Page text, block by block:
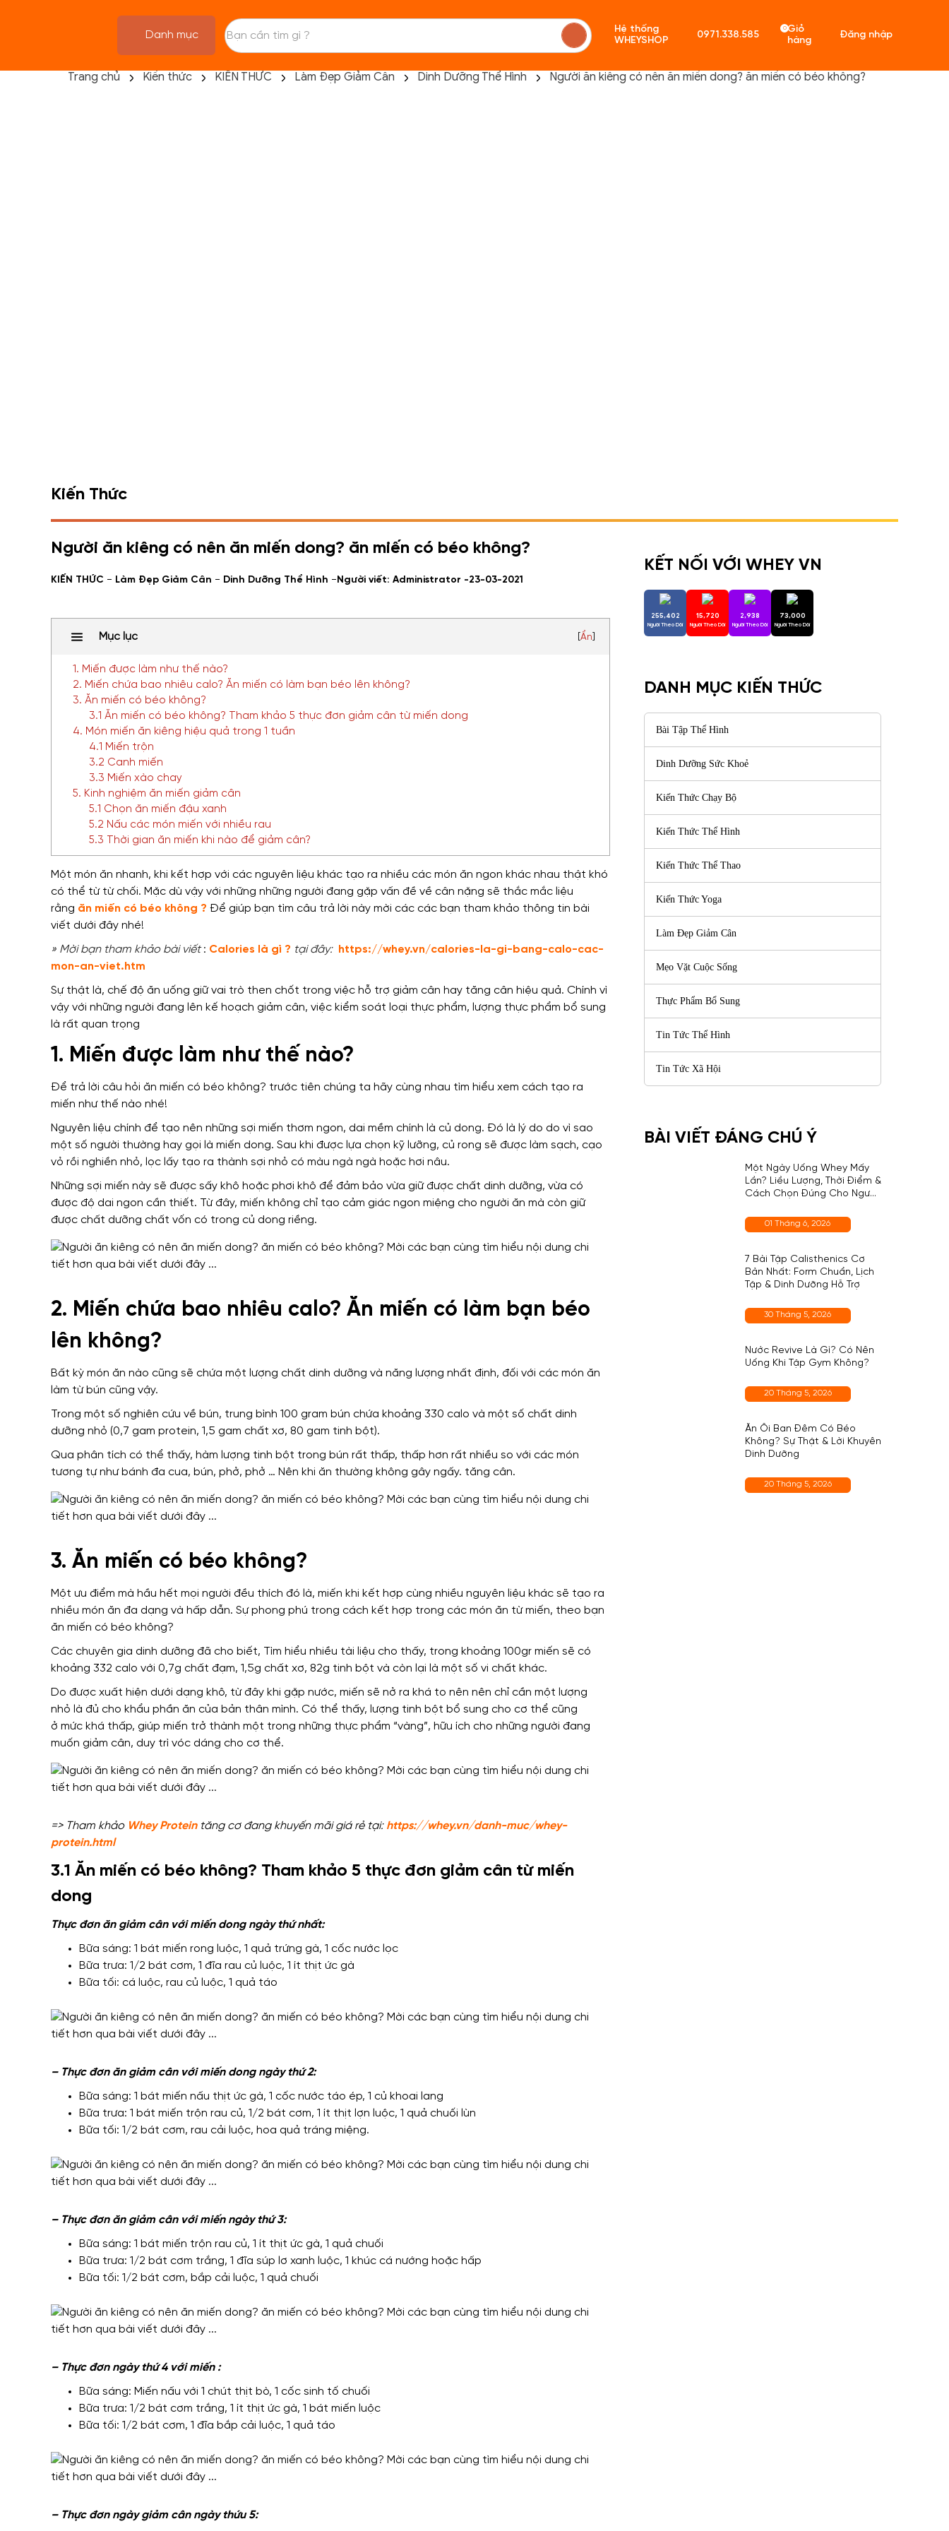
Danh mục
Hệ thống
WHEYSHOP
0971.338.585
0Giỏ
hàng
Đăng nhập
Trang chủ Kiến thức KIẾN THỨC Làm Đẹp Giảm Cân Dinh Dưỡng Thể Hình Người ăn kiêng có nên ăn miến dong? ăn miến có béo không?
Kiến Thức
Người ăn kiêng có nên ăn miến dong? ăn miến có béo không?
KIẾN THỨC - Làm Đẹp Giảm Cân - Dinh Dưỡng Thể Hình -Người viết: Administrator -23-03-2021
Mục lục Ẩn
1. Miến được làm như thế nào?
2. Miến chứa bao nhiêu calo? Ăn miến có làm bạn béo lên không?
3. Ăn miến có béo không?
3.1 Ăn miến có béo không? Tham khảo 5 thực đơn giảm cân từ miến dong
4. Món miến ăn kiêng hiệu quả trong 1 tuần
4.1 Miến trộn
3.2 Canh miến
3.3 Miến xào chay
5. Kinh nghiệm ăn miến giảm cân
5.1 Chọn ăn miến đậu xanh
5.2 Nấu các món miến với nhiều rau
5.3 Thời gian ăn miến khi nào để giảm cân?
Một món ăn nhanh, khi kết hợp với các nguyên liệu khác tạo ra nhiều các món ăn ngon khác nhau thật khó
có thể từ từ chối. Mặc dù vậy với những những người đang gặp vấn đề về cân nặng sẽ thắc mắc liệu
rằng ăn miến có béo không ? Để giúp bạn tìm câu trả lời này mời các các bạn tham khảo thông tin bài
viết dưới đây nhé!
» Mời bạn tham khảo bài viết: Calories là gì ? tại đây: https://whey.vn/calories-la-gi-bang-calo-cac-
mon-an-viet.htm
Sự thật là, chế độ ăn uống giữ vai trò then chốt trong việc hỗ trợ giảm cân hay tăng cân hiệu quả. Chính vì
vậy với những người đang lên kế hoạch giảm cân, việc kiểm soát loại thực phẩm, lượng thực phẩm bổ sung
là rất quan trọng
1. Miến được làm như thế nào?
Để trả lời câu hỏi ăn miến có béo không? trước tiên chúng ta hãy cùng nhau tìm hiểu xem cách tạo ra
miến như thế nào nhé!
Nguyên liệu chính để tạo nên những sợi miến thơm ngon, dai mềm chính là củ dong. Đó là lý do do vì sao
một số người thường hay gọi là miến dong. Sau khi được lựa chọn kỹ lưỡng, củ rong sẽ được làm sạch, cạo
vỏ rồi nghiền nhỏ, lọc lấy tạo ra thành sợi nhỏ có màu ngà ngà hoặc hơi nâu.
Những sợi miến này sẽ được sấy khô hoặc phơi khô để đảm bảo vừa giữ được chất dinh dưỡng, vừa có
được độ dai ngon cần thiết. Từ đây, miến không chỉ tạo cảm giác ngon miệng cho người ăn mà còn giữ
được chất dưỡng chất vốn có trong củ dong riềng.
2. Miến chứa bao nhiêu calo? Ăn miến có làm bạn béo
lên không?
Bất kỳ món ăn nào cũng sẽ chứa một lượng chất dinh dưỡng và năng lượng nhất định, đối với các món ăn
làm từ bún cũng vậy.
Trong một số nghiên cứu về bún, trung bình 100 gram bún chứa khoảng 330 calo và một số chất dinh
dưỡng nhỏ (0,7 gam protein, 1,5 gam chất xơ, 80 gam tinh bột).
Qua phân tích có thể thấy, hàm lượng tinh bột trong bún rất thấp, thấp hơn rất nhiều so với các món
tương tự như bánh đa cua, bún, phở, phở … Nên khi ăn thường không gây ngấy. tăng cân.
3. Ăn miến có béo không?
Một ưu điểm mà hầu hết mọi người đều thích đó là, miến khi kết hợp cùng nhiều nguyên liệu khác sẽ tạo ra
nhiều món ăn đa dạng và hấp dẫn. Sự phong phú trong cách kết hợp trong các món ăn từ miến, theo bạn
ăn miến có béo không?
Các chuyên gia dinh dưỡng đã cho biết, Tìm hiểu nhiều tài liệu cho thấy, trong khoảng 100gr miến sẽ có
khoảng 332 calo với 0,7g chất đạm, 1,5g chất xơ, 82g tinh bột và còn lại là một số vi chất khác.
Do được xuất hiện dưới dạng khô, từ đây khi gặp nước, miến sẽ nở ra khá to nên nên chỉ cần một lượng
nhỏ là đủ cho khẩu phần ăn của bản thân mình. Có thể thấy, lượng tinh bột bổ sung cho cơ thể cũng
ở mức khá thấp, giúp miến trở thành một trong những thực phẩm “vàng”, hữu ích cho những người đang
muốn giảm cân, duy trì vóc dáng cho cơ thể.
=> Tham khảo Whey Proteintăng cơ đang khuyến mãi giá rẻ tại: https://whey.vn/danh-muc/whey-
protein.html
3.1 Ăn miến có béo không? Tham khảo 5 thực đơn giảm cân từ miến
dong
Thực đơn ăn giảm cân với miến dong ngày thứ nhất:
Bữa sáng: 1 bát miến rong luộc, 1 quả trứng gà, 1 cốc nước lọc
Bữa trưa: 1/2 bát cơm, 1 đĩa rau củ luộc, 1 ít thịt ức gà
Bữa tối: cá luộc, rau củ luộc, 1 quả táo
– Thực đơn ăn giảm cân với miến dong ngày thứ 2:
Bữa sáng: 1 bát miến nấu thịt ức gà, 1 cốc nước táo ép, 1 củ khoai lang
Bữa trưa: 1 bát miến trộn rau củ, 1/2 bát cơm, 1 ít thịt lợn luộc, 1 quả chuối lùn
Bữa tối: 1/2 bát cơm, rau cải luộc, hoa quả tráng miệng.
– Thực đơn ăn giảm cân với miến ngày thứ 3:
Bữa sáng: 1 bát miến trộn rau củ, 1 ít thịt ức gà, 1 quả chuối
Bữa trưa: 1/2 bát cơm trắng, 1 đĩa súp lơ xanh luộc, 1 khúc cá nướng hoặc hấp
Bữa tối: 1/2 bát cơm, bắp cải luộc, 1 quả chuối
– Thực đơn ngày thứ 4 với miến :
Bữa sáng: Miến nấu với 1 chút thịt bò, 1 cốc sinh tố chuối
Bữa trưa: 1/2 bát cơm trắng, 1 ít thịt ức gà, 1 bát miến luộc
Bữa tối: 1/2 bát cơm, 1 đĩa bắp cải luộc, 1 quả táo
– Thực đơn ngày giảm cân ngày thứu 5:
KẾT NỐI VỚI WHEY VN
255,402
Người Theo Dõi
15,720
Người Theo Dõi
2,938
Người Theo Dõi
73,000
Người Theo Dõi
DANH MỤC KIẾN THỨC
Bài Tập Thể Hình
Dinh Dưỡng Sức Khoẻ
Kiến Thức Chạy Bộ
Kiến Thức Thể Hình
Kiến Thức Thể Thao
Kiến Thức Yoga
Làm Đẹp Giảm Cân
Mẹo Vặt Cuộc Sống
Thực Phẩm Bổ Sung
Tin Tức Thể Hình
Tin Tức Xã Hội
BÀI VIẾT ĐÁNG CHÚ Ý
Một Ngày Uống Whey Mấy
Lần? Liều Lượng, Thời Điểm &
Cách Chọn Đúng Cho Người
01 Tháng 6, 2026
7 Bài Tập Calisthenics Cơ
Bản Nhất: Form Chuẩn, Lịch
Tập & Dinh Dưỡng Hỗ Trợ
30 Tháng 5, 2026
Nước Revive Là Gì? Có Nên
Uống Khi Tập Gym Không?
20 Tháng 5, 2026
Ăn Ổi Ban Đêm Có Béo
Không? Sự Thật & Lời Khuyên
Dinh Dưỡng
20 Tháng 5, 2026